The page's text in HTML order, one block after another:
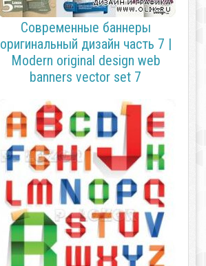
Современные баннеры
оригинальный дизайн часть 7 |
Modern original design web
banners vector set 7